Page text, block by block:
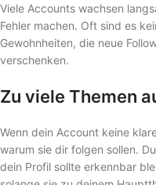
Viele Accounts wachsen
Fehler machen. Oft sind es
Gewohnheiten, die neue
verschenken.
Zu viele Themen
Wenn dein Account keine
warum sie dir folgen sollen.
dein Profil sollte erkennbar